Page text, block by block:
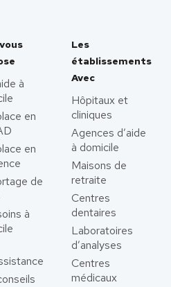
à
en
en
de
à
Les
établissements
Avec
Hôpitaux et
cliniques
Agences d’aide
à domicile
Maisons de
retraite
Centres
dentaires
Laboratoires
d’analyses
Centres
médicaux